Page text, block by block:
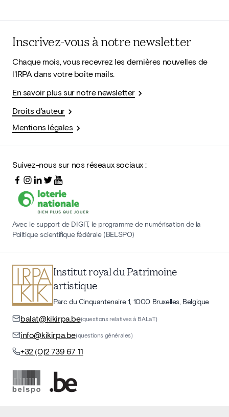
Inscrivez-vous à notre newsletter
Chaque mois, vous recevrez les dernières nouvelles de
l'IRPA dans votre boîte mails.
En savoir plus sur notre newsletter
Droits d'auteur
Mentions légales
Suivez-nous sur nos réseaux sociaux :
Avec le support de DIGIT, le programme de numérisation de la
Politique scientifique fédérale (BELSPO)
Institut royal du Patrimoine
artistique
Parc du Cinquantenaire 1, 1000 Bruxelles, Belgique
balat@kikirpa.be(questions relatives à BALaT)
info@kikirpa.be(questions générales)
+32 (0)2 739 67 11